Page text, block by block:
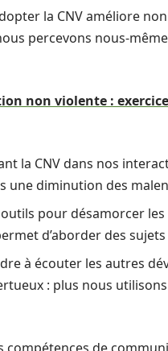
la CNV améliore
percevons nous-
non violente :
la CNV dans nos
une diminution des
outils pour désamorcer
d’aborder des
à écouter les autres
: plus nous